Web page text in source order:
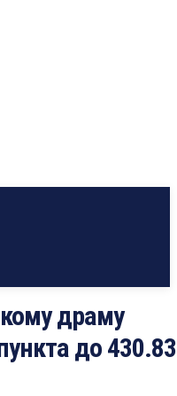
драму
до 430.83